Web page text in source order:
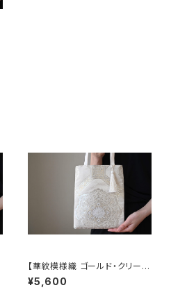
【華紋模様織 ゴールド・クリーム
色 シルク帯リメイク ミニサブ
バック フォーマルバック】日常使
¥5,600